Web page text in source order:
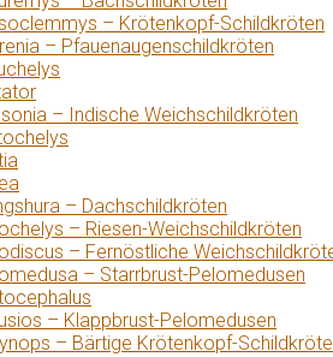
– Krötenkopf-Schildkröten
– Pfauenaugenschildkröten
– Indische Weichschildkröten
– Dachschildkröten
– Riesen-Weichschildkröten
– Fernöstliche
– Starrbrust-Pelomedusen
– Klappbrust-Pelomedusen
– Bärtige Krötenkopf-